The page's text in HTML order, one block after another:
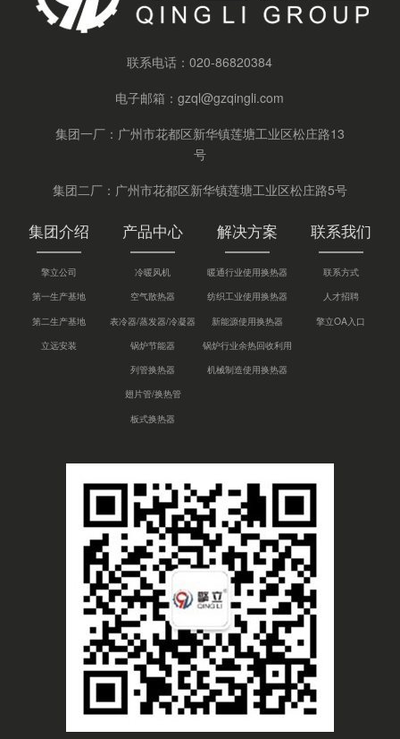
联系电话：020-86820384
电子邮箱：gzql@gzqingli.com
集团一厂：广州市花都区新华镇莲塘工业区松庄路13
号
集团二厂：广州市花都区新华镇莲塘工业区松庄路5号
集团介绍
擎立公司
第一生产基地
第二生产基地
立远安装
产品中心
冷暖风机
空气散热器
表冷器/蒸发器/冷凝器
锅炉节能器
列管换热器
翅片管/换热管
板式换热器
解决方案
暖通行业使用换热器
纺织工业使用换热器
新能源使用换热器
锅炉行业余热回收利用
机械制造使用换热器
联系我们
联系方式
人才招聘
擎立OA入口